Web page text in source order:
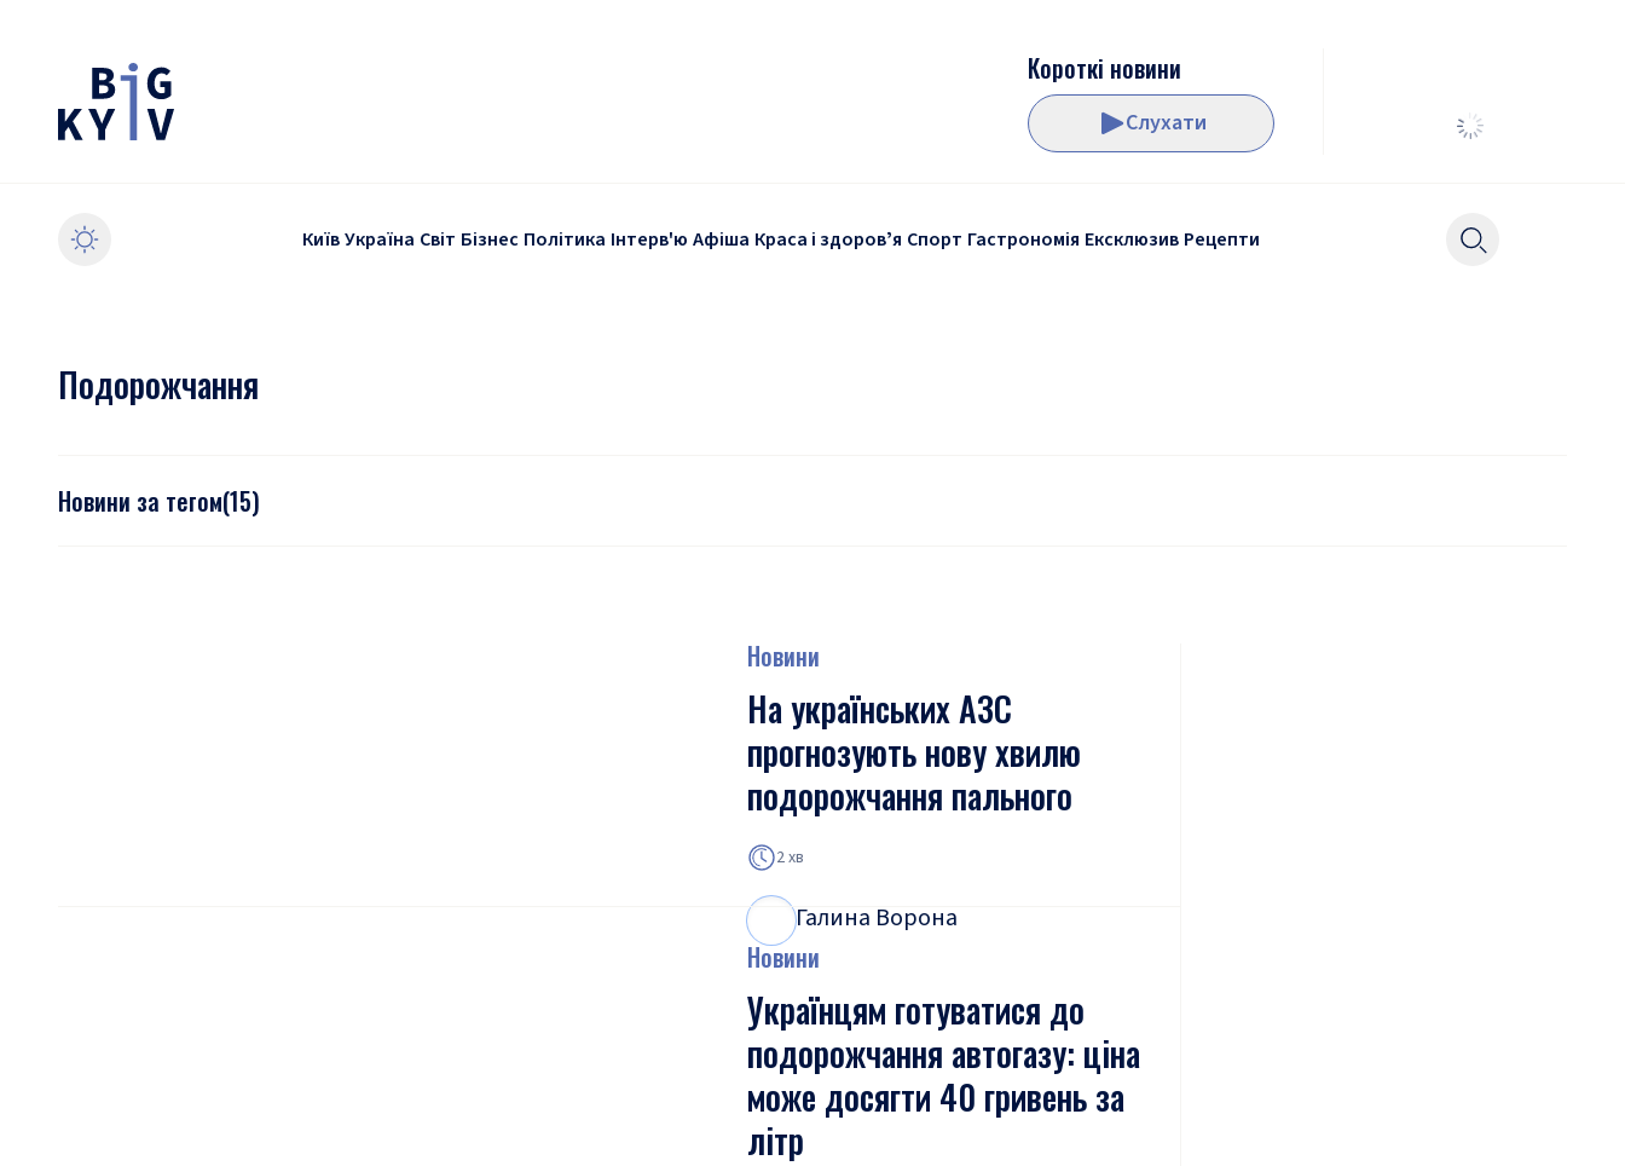
Короткі новини
Слухати
КиївУкраїна Світ Бізнес Політика Інтерв'ю Афіша Краса і здоровʼя Спорт Гастрономія Ексклюзив Рецепти
Подорожчання
Новини за тегом(15)
Новини
На українських АЗС
прогнозують нову хвилю
подорожчання пального
2 хв
Галина Ворона
Новини
Українцям готуватися до
подорожчання автогазу: ціна
може досягти 40 гривень за
літр